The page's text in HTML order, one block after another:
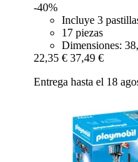
-40%
Incluye 3
17 piezas
Dimensiones:
22,35 € 37,49 €
Entrega hasta el 18